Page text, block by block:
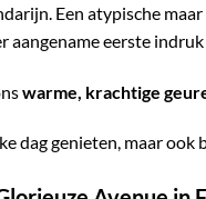
Een atypische
aangename eerste
warme, krachtige
dag genieten, maar ook